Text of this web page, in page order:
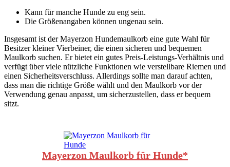
Kann für manche Hunde zu eng sein.
Die Größenangaben können ungenau sein.
Insgesamt ist der Mayerzon Hundemaulkorb eine gute Wahl für
Besitzer kleiner Vierbeiner, die einen sicheren und bequemen
Maulkorb suchen. Er bietet ein gutes Preis-Leistungs-Verhältnis und
verfügt über viele nützliche Funktionen wie verstellbare Riemen und
einen Sicherheitsverschluss. Allerdings sollte man darauf achten,
dass man die richtige Größe wählt und den Maulkorb vor der
Verwendung genau anpasst, um sicherzustellen, dass er bequem
sitzt.
Mayerzon Maulkorb für Hunde*